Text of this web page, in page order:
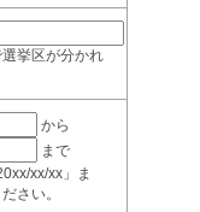
挙区が分かれ
から
まで
xx/xx」ま
さい。